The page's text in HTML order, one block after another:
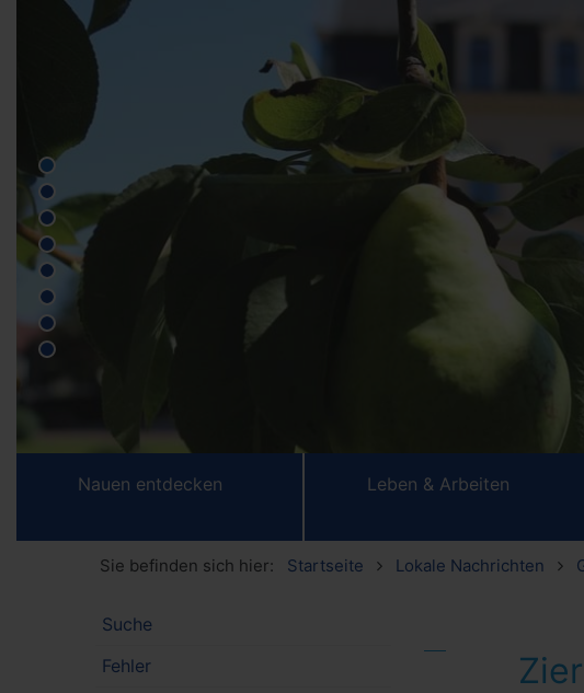
Nauen entdecken Leben & Arbeiten
Sie befinden sich hier: Startseite Lokale Nachrichten
Suche
Fehler